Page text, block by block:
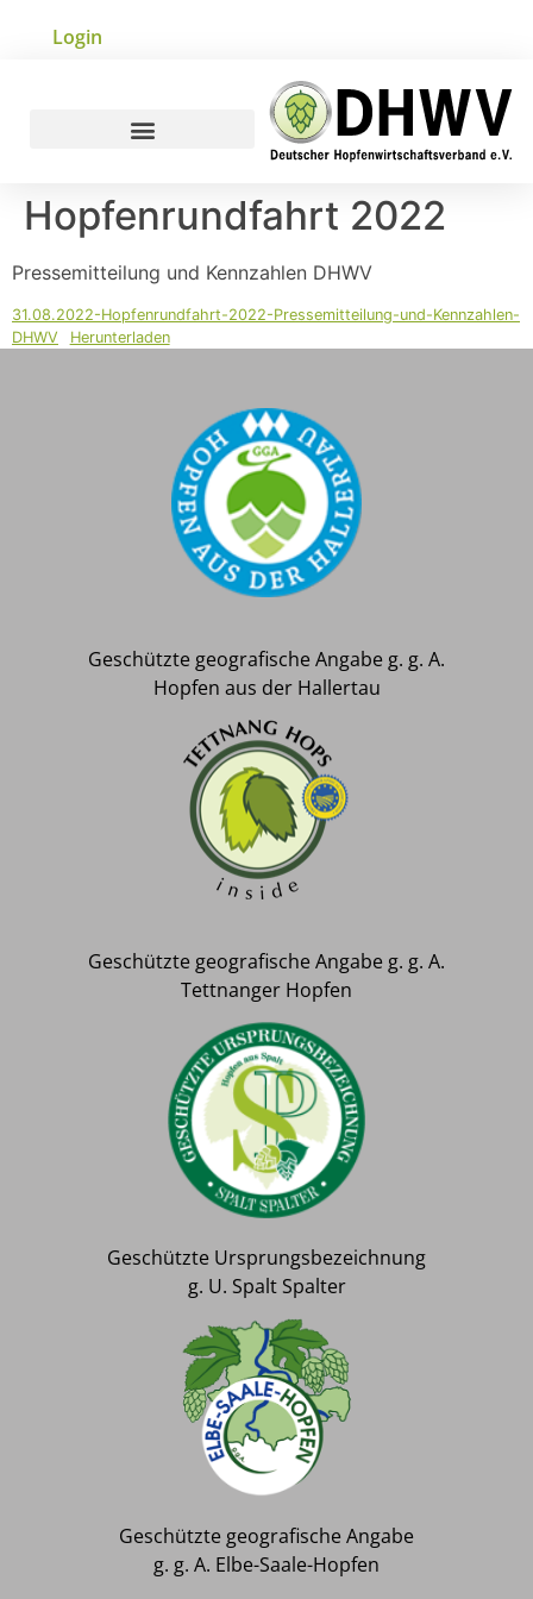
Login
Hopfenrundfahrt 2022
Pressemitteilung und Kennzahlen DHWV
31.08.2022-Hopfenrundfahrt-2022-Pressemitteilung-und-Kennzahlen-
DHWV
Herunterladen
Geschützte geografische Angabe g. g. A.
Hopfen aus der Hallertau
Geschützte geografische Angabe g. g. A.
Tettnanger Hopfen
Geschützte Ursprungsbezeichnung
g. U. Spalt Spalter
Geschützte geografische Angabe
g. g. A. Elbe-Saale-Hopfen